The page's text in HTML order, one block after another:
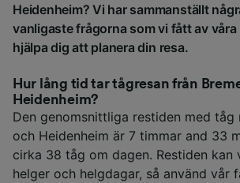
Heidenheim? Vi har sammanställt
vanligaste frågorna som vi fått av
hjälpa dig att planera din resa.
Hur lång tid tar tågresan från
Heidenheim?
Den genomsnittliga restiden med tåg
och Heidenheim är 7 timmar and 33
cirka 38 tåg om dagen. Restiden kan
helger och helgdagar, så använd vår